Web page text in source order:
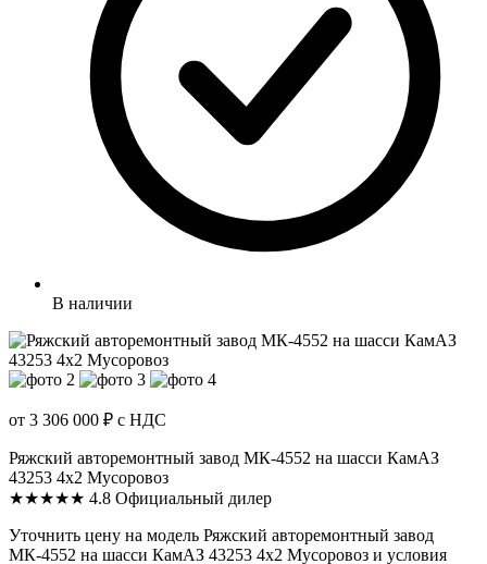
В наличии
от 3 306 000 ₽ с НДС
Ряжский авторемонтный завод МК-4552 на шасси КамАЗ
43253 4x2 Мусоровоз
★★★★★ 4.8 Официальный дилер
Уточнить цену на модель Ряжский авторемонтный завод
МК-4552 на шасси КамАЗ 43253 4x2 Мусоровоз и условия